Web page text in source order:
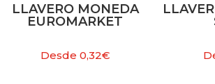
LLAVERO MONEDA
EUROMARKET
Desde 0,32€